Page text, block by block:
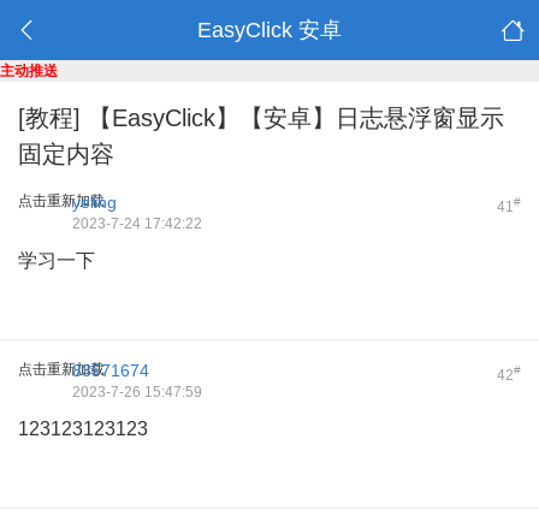
EasyClick 安卓
主动推送
[教程]
【EasyClick】【安卓】日志悬浮窗显示
固定内容
点击重新加载 41#
yeling
2023-7-24 17:42:22
学习一下
点击重新加载 42#
83571674
2023-7-26 15:47:59
123123123123